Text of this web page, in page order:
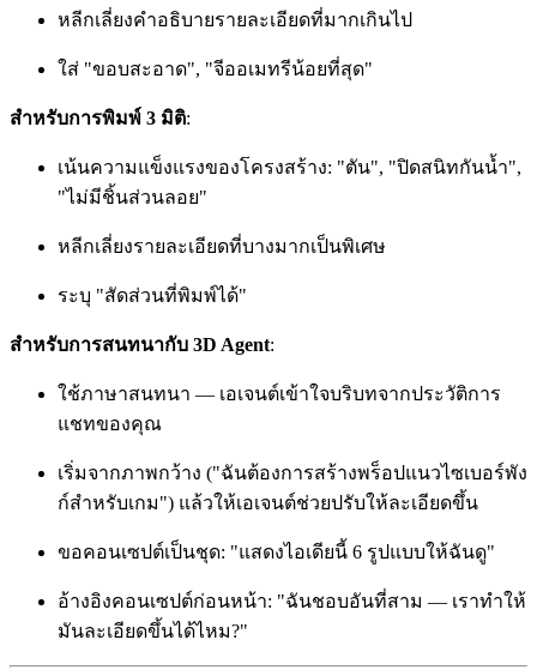
หลีกเลี่ยงคำอธิบายรายละเอียดที่มากเกินไป
ใส่ "ขอบสะอาด", "จีออเมทรีน้อยที่สุด"
สำหรับการพิมพ์ 3 มิติ:
เน้นความแข็งแรงของโครงสร้าง: "ตัน", "ปิดสนิทกันน้ำ",
"ไม่มีชิ้นส่วนลอย"
หลีกเลี่ยงรายละเอียดที่บางมากเป็นพิเศษ
ระบุ "สัดส่วนที่พิมพ์ได้"
สำหรับการสนทนากับ 3D Agent:
ใช้ภาษาสนทนา — เอเจนต์เข้าใจบริบทจากประวัติการ
แชทของคุณ
เริ่มจากภาพกว้าง ("ฉันต้องการสร้างพร็อปแนวไซเบอร์พัง
ก์สำหรับเกม") แล้วให้เอเจนต์ช่วยปรับให้ละเอียดขึ้น
ขอคอนเซปต์เป็นชุด: "แสดงไอเดียนี้ 6 รูปแบบให้ฉันดู"
อ้างอิงคอนเซปต์ก่อนหน้า: "ฉันชอบอันที่สาม — เราทำให้
มันละเอียดขึ้นได้ไหม?"